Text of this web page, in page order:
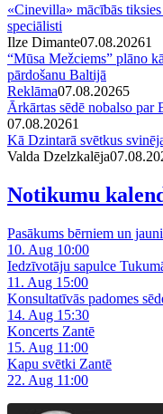
«Cinevilla» mācībās
speciālisti
Ilze Dimante07.08.20261
“Mūsa Mežciems” plāno
pārdošanu Baltijā
Reklāma07.08.20265
Ārkārtas sēdē nobalso par
07.08.20261
Kā Dzintarā svētkus
Valda Dzelzkalēja
Notikumu
Pasākums bērniem un
10. Aug 10:00
Iedzīvotāju sapulce
11. Aug 15:00
Konsultatīvās padomes
14. Aug 15:30
Koncerts Zantē
15. Aug 11:00
Kapu svētki Zantē
22. Aug 11:00